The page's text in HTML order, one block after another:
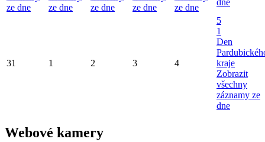
ze dne
ze dne
ze dne
ze dne
ze dne
dne
31 1 2 3 4
5
1
Den
kraje
Zobrazit
všechny
záznamy ze
dne
Webové kamery